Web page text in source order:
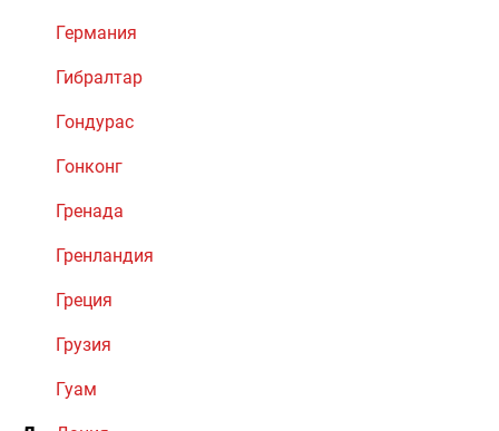
Германия
Гибралтар
Гондурас
Гонконг
Гренада
Гренландия
Греция
Грузия
Гуам